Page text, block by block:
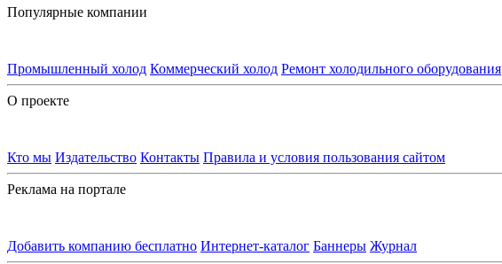
Популярные компании
Промышленный холод Коммерческий холод Ремонт холодильного оборудования
О проекте
Кто мы Издательство Контакты Правила и условия пользования сайтом
Реклама на портале
Добавить компанию бесплатно Интернет-каталог Баннеры Журнал